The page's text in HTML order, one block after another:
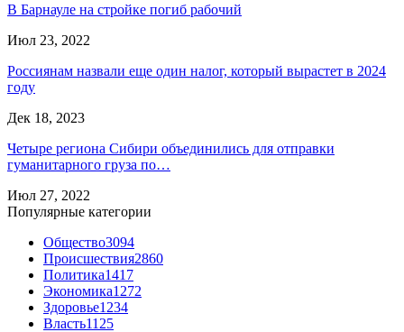
В Барнауле на стройке погиб рабочий
Июл 23, 2022
Россиянам назвали еще один налог, который вырастет в 2024
году
Дек 18, 2023
Четыре региона Сибири объединились для отправки
гуманитарного груза по…
Июл 27, 2022
Популярные категории
Общество3094
Происшествия2860
Политика1417
Экономика1272
Здоровье1234
Власть1125